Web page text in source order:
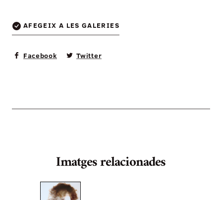
AFEGEIX A LES GALERIES
Facebook Twitter
Imatges relacionades